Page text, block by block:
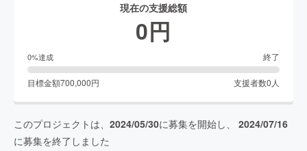
現在の支援総額
0円
0%達成 終了
目標金額700,000円 支援者数0 人
このプロジェクトは、 2024/05/30に募集を開始し、 2024/07/16
に募集を終了しました